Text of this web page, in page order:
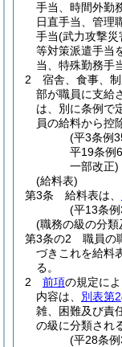
手当、時間外勤
日直手当、管理
手当(武力攻撃災
等対策派遣手当
当、特殊勤務手
2
宿舎、食事、
部が職員に支給
は、別に条例で
員の給料から控
(平3条例
平19条例
一部改正)
(給料表)
第3条
給料表は、
(平13条
(職務の級の分
第3条の2
職員の
づきこれを給料
る。
2
前項の規定に
内容は、 別表第2
雑、困難及び責
の級に分類され
(平28条